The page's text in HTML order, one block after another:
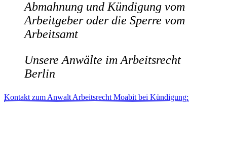
Abmahnung und Kündigung vom
Arbeitgeber oder die Sperre vom
Arbeitsamt
Unsere Anwälte im Arbeitsrecht
Berlin
Kontakt zum Anwalt Arbeitsrecht Moabit bei Kündigung: